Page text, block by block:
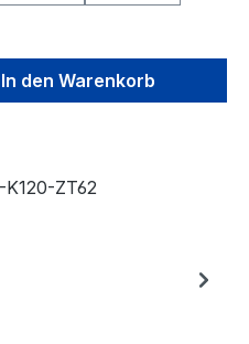
den
In den Warenkorb
ZT62